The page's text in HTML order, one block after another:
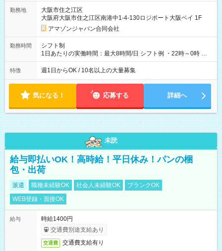
勤務地
大阪市住之江区
大阪府大阪市住之江区南港中1-4-130ロジポート大阪ベイ 1F
アマゾンジャパン合同会社
勤務時間
シフト制
1日あたりの実働時間：最大8時間/日 シフト例 ・22時～0時 入
社後、就業可能シフトをご確認の上、申請してください。
特徴 週1日からOK / 10名以上の大量募集
気になる！ 応募する 詳細へ
未読
給与即払いOK！高時給！平日休み！パンの梱
包・出荷
派遣 職種未経験OK 社会人未経験OK
ブランクOK
WEB登録・面接OK
給与
時給1400円
交通費別途支給あり
交通費 交通費支給有り